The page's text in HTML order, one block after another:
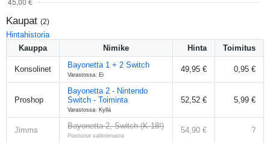
Kaupat (2)
Hintahistoria
Kauppa
Nimike Hinta Toimitus
Konsolinet Bayonetta 1 + 2 Switch
Varastossa: Ei
49,95 € 0,95 €
Proshop
Bayonetta 2 - Nintendo
Switch - Toiminta
Varastossa: Kyllä
52,52 € 5,99 €
Jimms Bayonetta 2, Switch (K-18!)
Poistunut valikoimasta
54,90 € ?